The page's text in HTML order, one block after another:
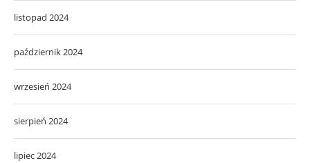
listopad 2024
październik 2024
wrzesień 2024
sierpień 2024
lipiec 2024